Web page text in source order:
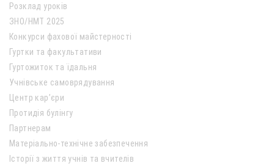
Розклад уроків
ЗНО/НМТ 2025
Конкурси фахової майстерності
Гуртки та факультативи
Гуртожиток та їдальня
Учнівське самоврядування
Центр кар’єри
Протидія булінгу
Партнерам
Матеріально-технічне забезпечення
Історії з життя учнів та вчителів